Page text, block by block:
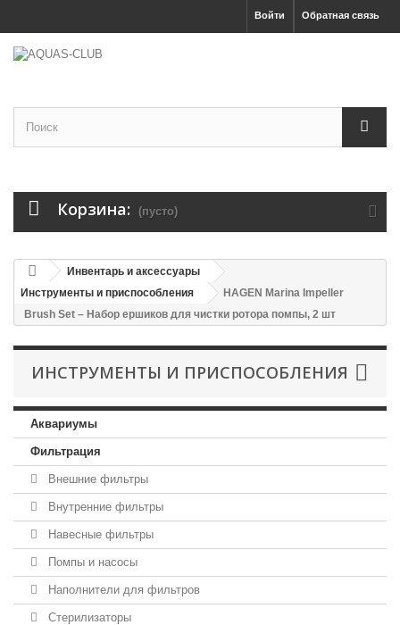
Обратная связь
Войти
Корзина: (пусто)
Инвентарь и аксессуары
Инструменты и приспособления
HAGEN Marina Impeller
Brush Set – Набор ершиков для чистки ротора помпы, 2 шт
ИНСТРУМЕНТЫ И ПРИСПОСОБЛЕНИЯ
Аквариумы
Фильтрация
Внешние фильтры
Внутренние фильтры
Навесные фильтры
Помпы и насосы
Наполнители для фильтров
Стерилизаторы